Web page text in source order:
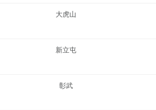
大虎山
新立屯
彰武